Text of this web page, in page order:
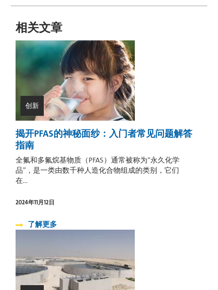
相关文章
创新
揭开PFAS的神秘面纱：入门者常见问题解答
指南
全氟和多氟烷基物质（PFAS）通常被称为“永久化学
品”，是一类由数千种人造化合物组成的类别，它们
在...
2024年11月12日
了解更多